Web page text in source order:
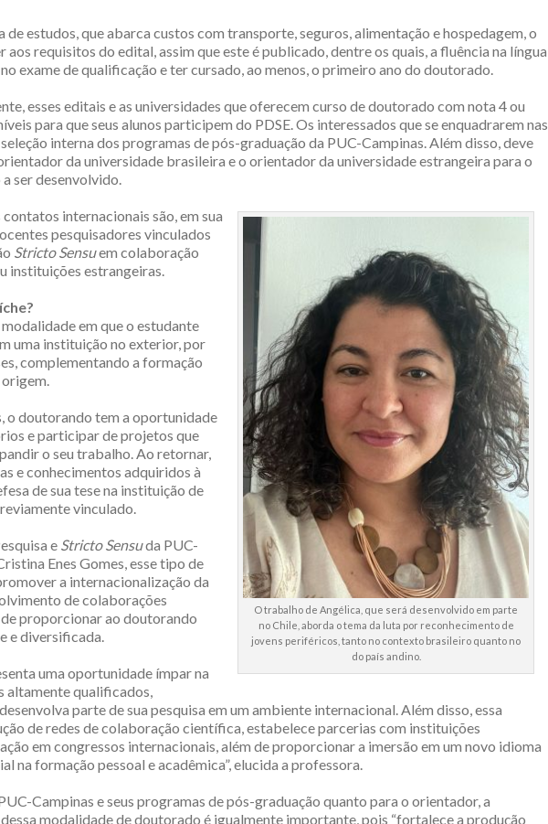
de estudos, que abarca custos com transporte, seguros, alimentação e hospedagem, o
requisitos do edital, assim que este é publicado, dentre os quais, a fluência na língua
exame de qualificação e ter cursado, ao menos, o primeiro ano do doutorado.
esses editais e as universidades que oferecem curso de doutorado com nota 4 ou
para que seus alunos participem do PDSE. Os interessados que se enquadrarem nas
interna dos programas de pós-graduação da PUC-Campinas. Além disso, deve
da universidade brasileira e o orientador da universidade estrangeira para o
ser desenvolvido.
O trabalho de Angélica, que será desenvolvido em parte
no Chile, aborda o tema da luta por reconhecimento de
jovens periféricos, tanto no contexto brasileiro quanto no
do país andino.
internacionais são, em sua
pesquisadores vinculados
Stricto Sensuem colaboração
instituições estrangeiras.
em que o estudante
uma instituição no exterior, por
complementando a formação
o doutorando tem a oportunidade
e participar de projetos que
o seu trabalho. Ao retornar,
e conhecimentos adquiridos à
de sua tese na instituição de
vinculado.
e Stricto Sensuda PUC-
Enes Gomes, esse tipo de
a internacionalização da
de colaborações
proporcionar ao doutorando
e diversificada.
uma oportunidade ímpar na
altamente qualificados,
parte de sua pesquisa em um ambiente internacional. Além disso, essa
de redes de colaboração científica, estabelece parcerias com instituições
em congressos internacionais, além de proporcionar a imersão em um novo idioma
na formação pessoal e acadêmica”, elucida a professora.
Campinas e seus programas de pós-graduação quanto para o orientador, a
modalidade de doutorado é igualmente importante, pois “fortalece a produção